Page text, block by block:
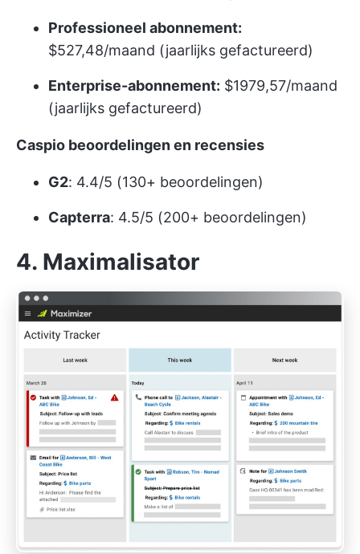
Professioneel abonnement:
$527,48/maand (jaarlijks gefactureerd)
Enterprise-abonnement: $1979,57/maand
(jaarlijks gefactureerd)
Caspio beoordelingen en recensies
G2: 4.4/5 (130+ beoordelingen)
Capterra: 4.5/5 (200+ beoordelingen)
4. Maximalisator